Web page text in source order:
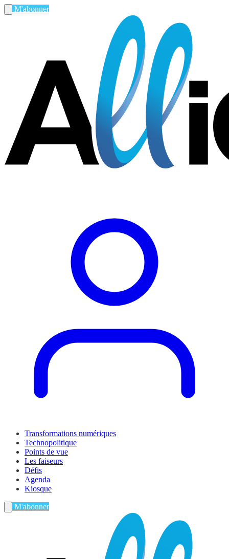
M'abonner
Transformations numériques
Technopolitique
Points de vue
Les faiseurs
Défis
Agenda
Kiosque
M'abonner